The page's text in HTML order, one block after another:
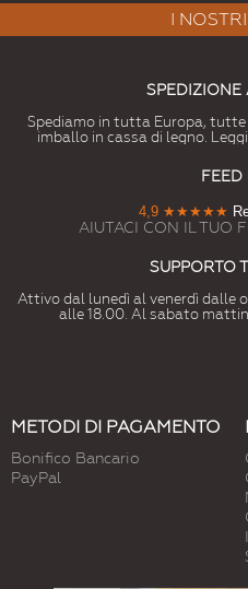
I
SPEDIZIONE
Spediamo in tutta Europa, tutte
imballo in cassa di legno.
FEED
4,9 ★★★★★
AIUTACI CON IL TUO
SUPPORTO
Attivo dal lunedì al venerdì dalle
alle 18.00. Al sabato
METODI DI PAGAMENTO
Bonifico Bancario
PayPal